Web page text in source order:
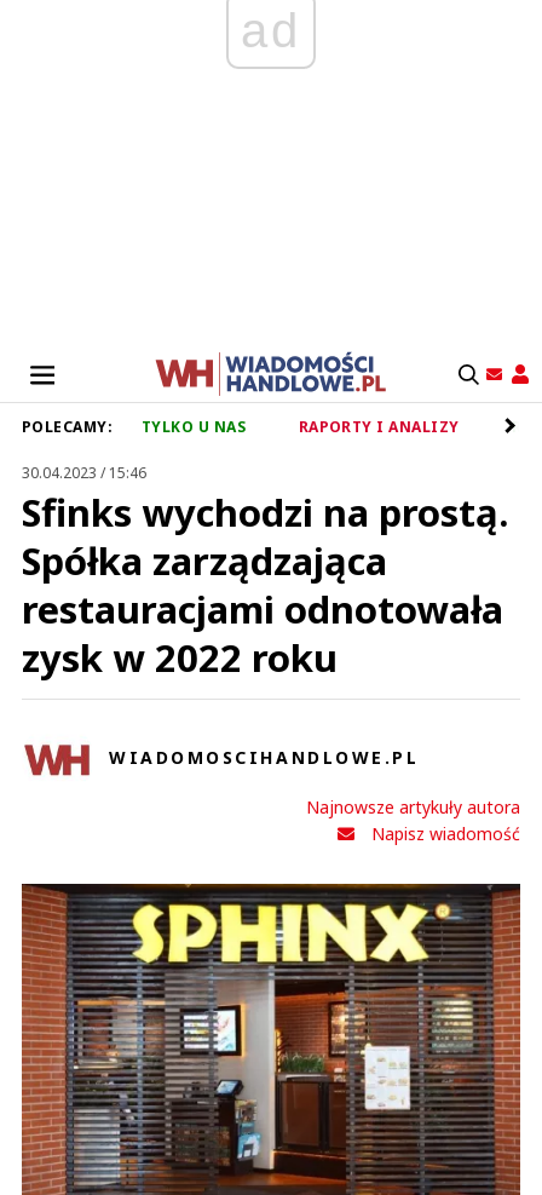
ad
POLECAMY: TYLKO U NAS RAPORTY I ANALIZY
30.04.2023 / 15:46
Sfinks wychodzi na prostą.
Spółka zarządzająca
restauracjami odnotowała
zysk w 2022 roku
WIADOMOSCIHANDLOWE.PL
Najnowsze artykuły autora
Napisz wiadomość